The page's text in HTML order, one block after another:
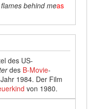
behind meas
des US-
des B-Movie-
1984. Der Film
von 1980.